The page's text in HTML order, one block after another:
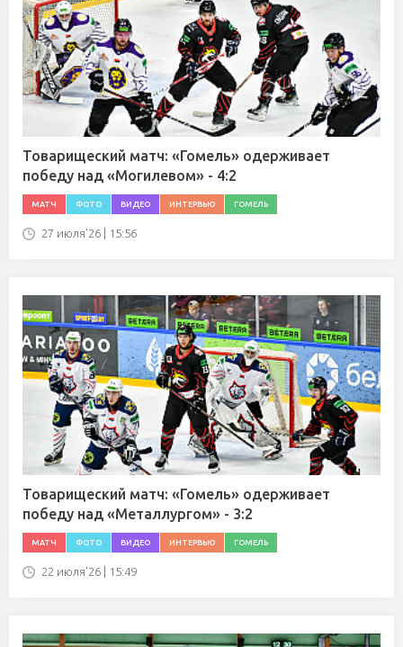
Товарищеский матч: «Гомель» одерживает
победу над «Могилевом» - 4:2
МАТЧ ФОТО ВИДЕО ИНТЕРВЬЮ ГОМЕЛЬ
27 июля'26 | 15:56
Товарищеский матч: «Гомель» одерживает
победу над «Металлургом» - 3:2
МАТЧ ФОТО ВИДЕО ИНТЕРВЬЮ ГОМЕЛЬ
22 июля'26 | 15:49